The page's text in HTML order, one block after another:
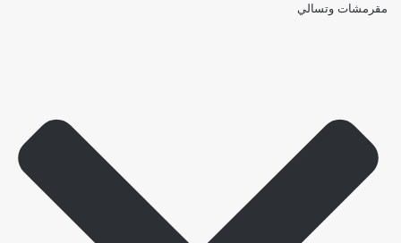
مقرمشات وتسالي